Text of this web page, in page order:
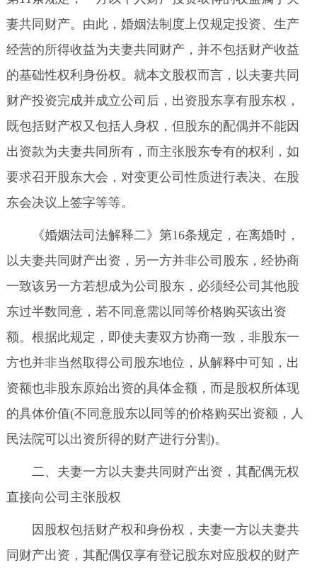
妻共同财产。由此，婚姻法制度上仅规定投资、生产
经营的所得收益为夫妻共同财产，并不包括财产收益
的基础性权利身份权。就本文股权而言，以夫妻共同
财产投资完成并成立公司后，出资股东享有股东权，
既包括财产权又包括人身权，但股东的配偶并不能因
出资款为夫妻共同所有，而主张股东专有的权利，如
要求召开股东大会，对变更公司性质进行表决、在股
东会决议上签字等等。
《婚姻法司法解释二》第16条规定，在离婚时，
以夫妻共同财产出资，另一方并非公司股东，经协商
一致该另一方若想成为公司股东，必须经公司其他股
东过半数同意，若不同意需以同等价格购买该出资
额。根据此规定，即使夫妻双方协商一致，非股东一
方也并非当然取得公司股东地位，从解释中可知，出
资额也非股东原始出资的具体金额，而是股权所体现
的具体价值(不同意股东以同等的价格购买出资额，人
民法院可以出资所得的财产进行分割)。
二、夫妻一方以夫妻共同财产出资，其配偶无权
直接向公司主张股权
因股权包括财产权和身份权，夫妻一方以夫妻共
同财产出资，其配偶仅享有登记股东对应股权的财产